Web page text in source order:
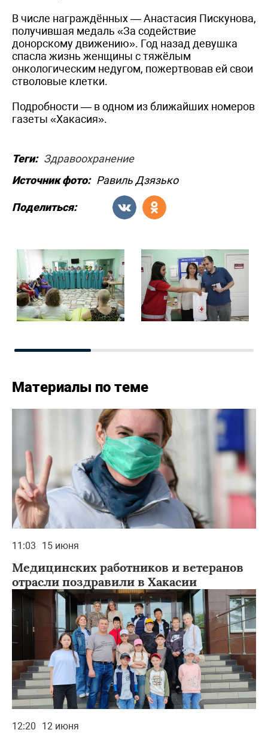
В числе награждённых — Анастасия Пискунова,
получившая медаль «За содействие
донорскому движению». Год назад девушка
спасла жизнь женщины с тяжёлым
онкологическим недугом, пожертвовав ей свои
стволовые клетки.
Подробности — в одном из ближайших номеров
газеты «Хакасия».
Теги: Здравоохранение
Источник фото: Равиль Дзязько
Поделиться:
Материалы по теме
11:03 15 июня
Медицинских работников и ветеранов
отрасли поздравили в Хакасии
12:20 12 июня